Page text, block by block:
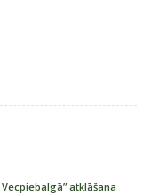
atklāšana